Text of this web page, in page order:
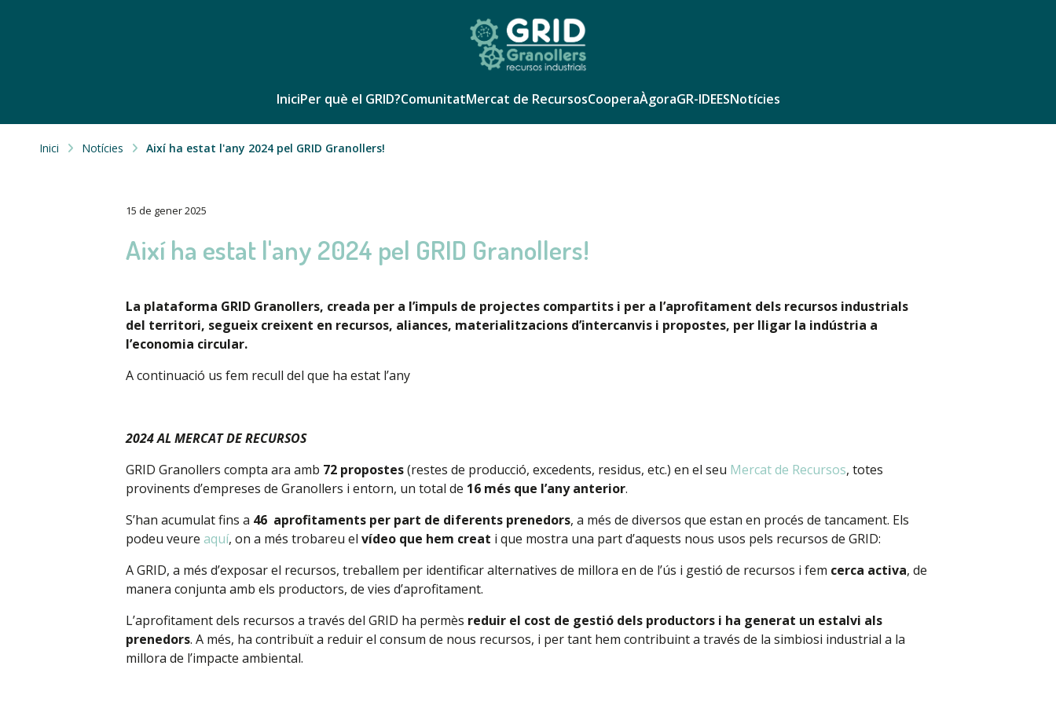
IniciPer què el GRID?ComunitatMercat de RecursosCooperaÀgoraGR-IDEESNotícies
Inici Notícies Així ha estat l'any 2024 pel GRID Granollers!
15 de gener 2025
Així ha estat l'any 2024 pel GRID Granollers!
La plataforma GRID Granollers, creada per a l’impuls de projectes compartits i per a l’aprofitament dels recursos industrials
del territori, segueix creixent en recursos, aliances, materialitzacions d’intercanvis i propostes, per lligar la indústria a
l’economia circular.
A continuació us fem recull del que ha estat l’any
2024 AL MERCAT DE RECURSOS
GRID Granollers compta ara amb 72 propostes(restes de producció, excedents, residus, etc.) en el seu Mercat de Recursos, totes
provinents d’empreses de Granollers i entorn, un total de 16 més que l’any anterior.
S’han acumulat fins a 46 aprofitaments per part de diferents prenedors, a més de diversos que estan en procés de tancament. Els
podeu veure aquí, on a més trobareu el vídeo que hem creat i que mostra una part d’aquests nous usos pels recursos de GRID:
A GRID, a més d’exposar el recursos, treballem per identificar alternatives de millora en de l’ús i gestió de recursos i fem cerca activa, de
manera conjunta amb els productors, de vies d’aprofitament.
L’aprofitament dels recursos a través del GRID ha permès reduir el cost de gestió dels productors i ha generat un estalvi als
prenedors. A més, ha contribuït a reduir el consum de nous recursos, i per tant hem contribuint a través de la simbiosi industrial a la
millora de l’impacte ambiental.